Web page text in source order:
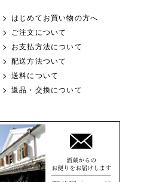
はじめてお買い物の方へ
ご注文について
お支払方法について
配送方法ついて
送料について
返品・交換について